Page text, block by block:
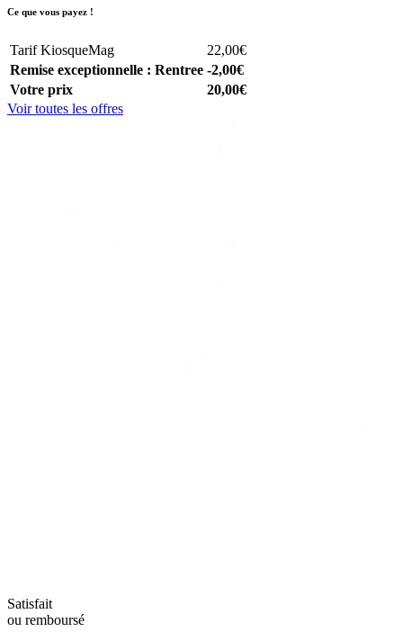
Ce que vous payez !
Tarif KiosqueMag
22,00€
Remise exceptionnelle : Rentree -2,00€
Votre prix
20,00€
Voir toutes les offres
Satisfait
ou remboursé